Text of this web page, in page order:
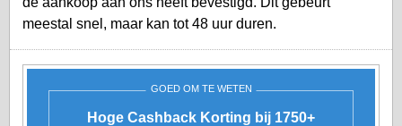
meestal snel, maar kan tot 48 uur duren.
GOED OM TE WETEN
Hoge Cashback Korting bij 1750+